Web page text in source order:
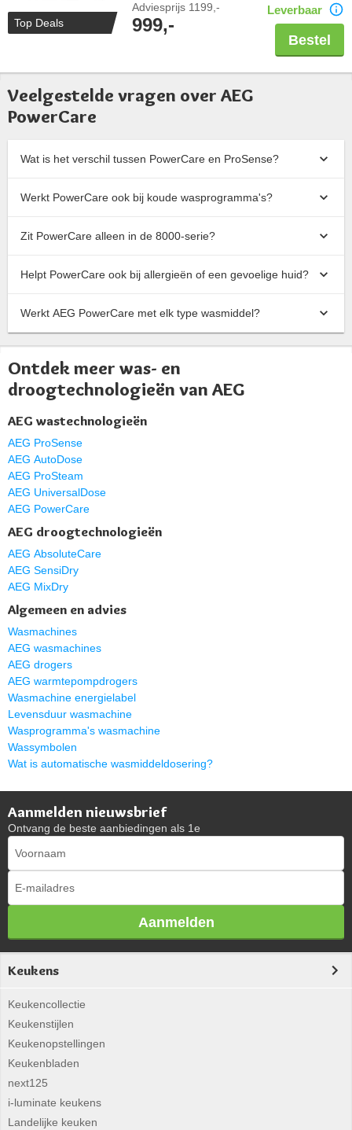
Top Deals
Adviesprijs 1199,-
999,-
Leverbaar
Bestel
Veelgestelde vragen over AEG
PowerCare
Wat is het verschil tussen PowerCare en ProSense?
Werkt PowerCare ook bij koude wasprogramma's?
Zit PowerCare alleen in de 8000-serie?
Helpt PowerCare ook bij allergieën of een gevoelige huid?
Werkt AEG PowerCare met elk type wasmiddel?
Ontdek meer was- en
droogtechnologieën van AEG
AEG wastechnologieën
AEG ProSense
AEG AutoDose
AEG ProSteam
AEG UniversalDose
AEG PowerCare
AEG droogtechnologieën
AEG AbsoluteCare
AEG SensiDry
AEG MixDry
Algemeen en advies
Wasmachines
AEG wasmachines
AEG drogers
AEG warmtepompdrogers
Wasmachine energielabel
Levensduur wasmachine
Wasprogramma's wasmachine
Wassymbolen
Wat is automatische wasmiddeldosering?
Aanmelden nieuwsbrief
Ontvang de beste aanbiedingen als 1e
Aanmelden
Keukens
Keukencollectie
Keukenstijlen
Keukenopstellingen
Keukenbladen
next125
i-luminate keukens
Landelijke keuken